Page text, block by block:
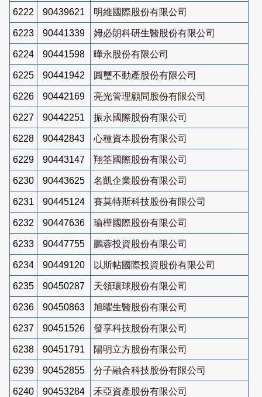
6222 90439621 明維國際股份有限公司
6223 90441339 姆必朗科研生醫股份有限公司
6224 90441598 曄永股份有限公司
6225 90441942 圓璽不動產股份有限公司
6226 90442169 亮光管理顧問股份有限公司
6227 90442251 振永國際股份有限公司
6228 90442843 心種資本股份有限公司
6229 90443147 翔筌國際股份有限公司
6230 90443625 名凱企業股份有限公司
6231 90445124 賽莫特斯科技股份有限公司
6232 90447636 瑜樺國際股份有限公司
6233 90447755 鵬蓉投資股份有限公司
6234 90449120 以斯帖國際投資股份有限公司
6235 90450287 天領環球股份有限公司
6236 90450863 旭曜生醫股份有限公司
6237 90451526 發享科技股份有限公司
6238 90451791 陽明立方股份有限公司
6239 90452855 分子融合科技股份有限公司
6240 90453284 禾亞資產股份有限公司